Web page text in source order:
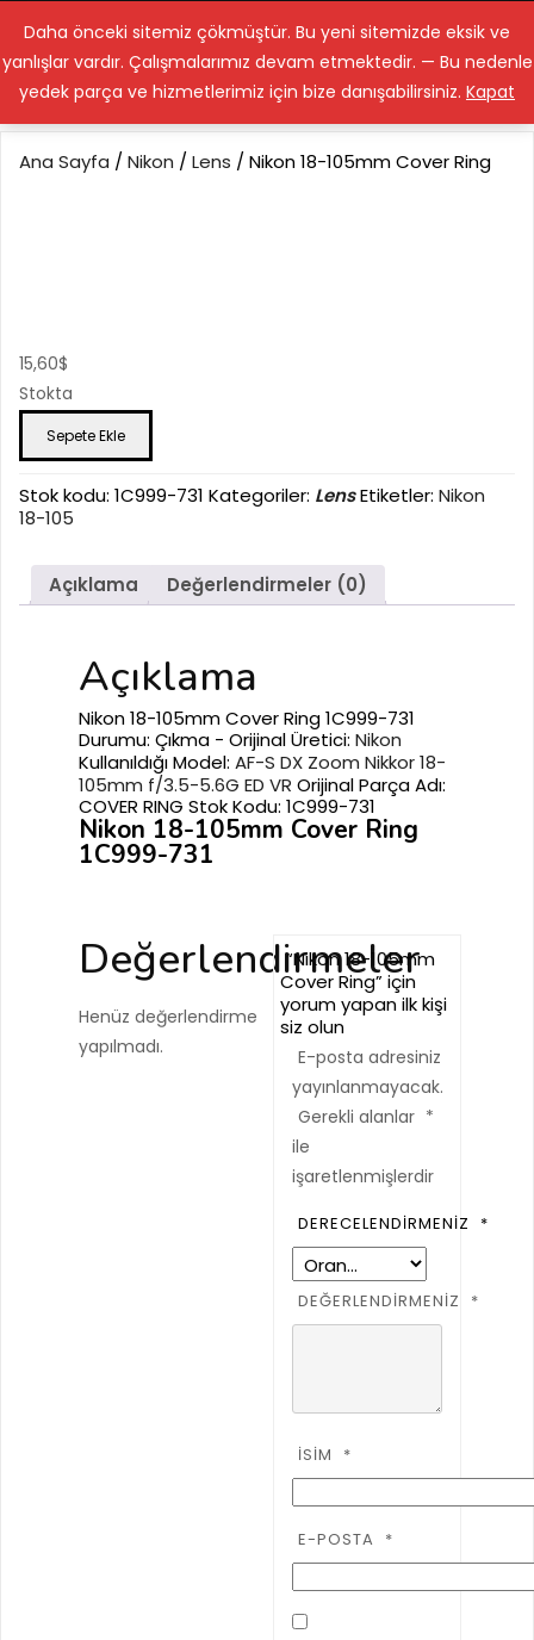
Daha önceki sitemiz çökmüştür. Bu yeni sitemizde eksik ve
yanlışlar vardır. Çalışmalarımız devam etmektedir. — Bu nedenle
yedek parça ve hizmetlerimiz için bize danışabilirsiniz. Kapat
Lenstamiri.com
Ana Sayfa / Nikon / Lens / Nikon 18-105mm Cover Ring
15,60$
Stokta
Nikon
105mm
Ring
adet
Sepete Ekle
Stok kodu: 1C999-731 Kategoriler: LensEtiketler: Nikon
18-105
Açıklama Değerlendirmeler (0)
Açıklama
Nikon 18-105mm Cover Ring 1C999-731
Durumu: Çıkma - Orijinal Üretici: Nikon
Kullanıldığı Model: AF-S DX Zoom Nikkor 18-
105mm f/3.5-5.6G ED VR Orijinal Parça Adı:
COVER RING Stok Kodu: 1C999-731
Nikon 18-105mm Cover Ring
1C999-731
Değerlendirmeler
Henüz değerlendirme
yapılmadı.
“Nikon 18-105mm
Cover Ring” için
yorum yapan ilk kişi
siz olun
E-posta adresiniz
yayınlanmayacak.
Gerekli alanlar *
ile
işaretlenmişlerdir
DERECELENDIRMENIZ *
DEĞERLENDIRMENIZ *
İSIM *
E-POSTA *